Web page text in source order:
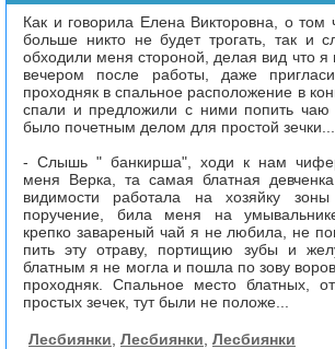
Как и говорила Елена Викторовна, о том
больше никто не будет трогать, так и
обходили меня стороной, делая вид что я
вечером после работы, даже
проходняк в спальное расположение в
спали и предложили с ними попить чаю
было почетным делом для простой зечки....
- Слышь " банкирша", ходи к нам
меня Верка, та самая блатная
видимости работала на хозяйку
поручение, била меня на
крепко завареный чай я не любила, не
пить эту отраву, портищию зубы и
блатным я не могла и пошла по зову
проходняк. Спальное место блатных,
простых зечек, тут были не положе...
Лесбиянки Лесбиянки Лесбиянки